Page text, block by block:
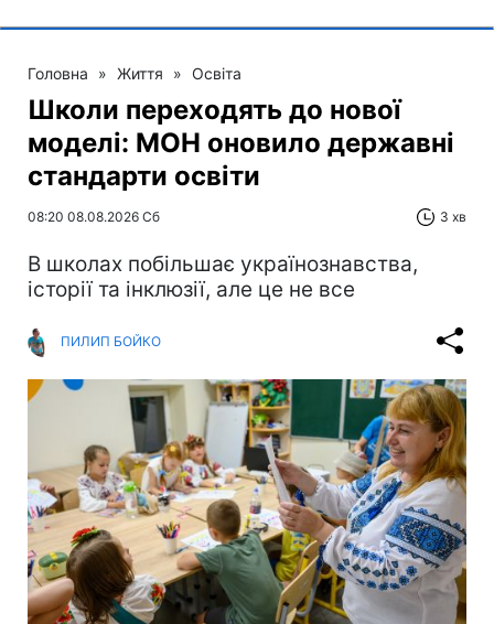
Головна » Життя » Освіта
Школи переходять до нової
моделі: МОН оновило державні
стандарти освіти
08:20 08.08.2026 Сб 3 хв
В школах побільшає українознавства,
історії та інклюзії, але це не все
ПИЛИП БОЙКО